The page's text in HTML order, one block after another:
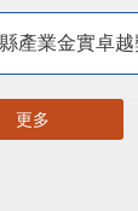
產業金實卓越
更多